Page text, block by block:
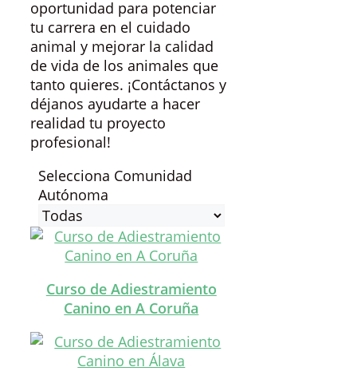
oportunidad para potenciar
tu carrera en el cuidado
animal y mejorar la calidad
de vida de los animales que
tanto quieres. ¡Contáctanos y
déjanos ayudarte a hacer
realidad tu proyecto
profesional!
Selecciona Comunidad
Autónoma
Curso de Adiestramiento
Canino en A Coruña